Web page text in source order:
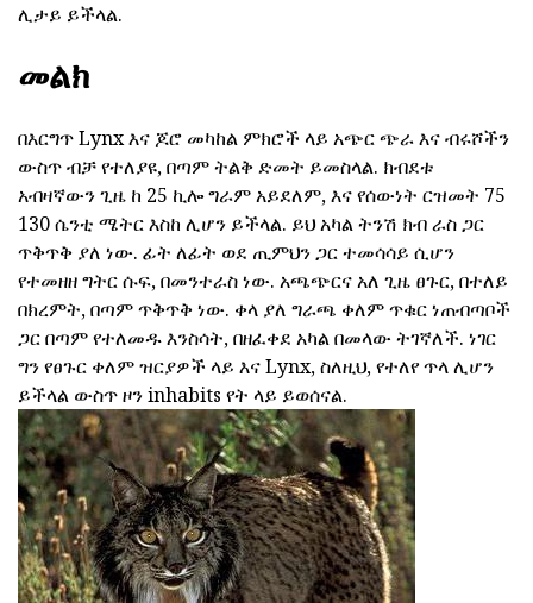
ሊታይ ይችላል.
መልክ
በእርግጥ Lynx እና ጆሮ መካከል ምክሮች ላይ አጭር ጭራ እና ብሩሾችን
ውስጥ ብቻ የተለያዩ, በጣም ትልቅ ድመት ይመስላል. ክብደቱ
አብዛኛውን ጊዜ ከ 25 ኪሎ ግራም አይደለም, እና የሰውነት ርዝመት 75
130 ሴንቲ ሜትር እስከ ሊሆን ይችላል. ይህ አካል ትንሽ ክብ ራስ ጋር
ጥቅጥቅ ያለ ነው. ፊት ለፊት ወደ ጢምህን ጋር ተመሳሳይ ሲሆን
የተመዘዘ ግትር ሱፍ, በመንተራስ ነው. አጫጭርና አለ ጊዜ ፀጉር, በተለይ
በክረምት, በጣም ጥቅጥቅ ነው. ቀላ ያለ ግራጫ ቀለም ጥቁር ነጠብጣቦች
ጋር በጣም የተለመዱ እንስሳት, በዘፈቀደ አካል በመላው ትገኛለች. ነገር
ግን የፀጉር ቀለም ዝርያዎች ላይ እና Lynx, ስለዚህ, የተለየ ጥላ ሊሆን
ይችላል ውስጥ ዞን inhabits የት ላይ ይወሰናል.